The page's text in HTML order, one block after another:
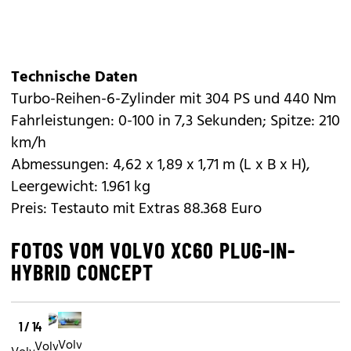
Technische Daten
Turbo-Reihen-6-Zylinder mit 304 PS und 440 Nm
Fahrleistungen: 0-100 in 7,3 Sekunden; Spitze: 210
km/h
Abmessungen: 4,62 x 1,89 x 1,71 m (L x B x H),
Leergewicht: 1.961 kg
Preis: Testauto mit Extras 88.368 Euro
FOTOS VOM VOLVO XC60 PLUG-IN-
HYBRID CONCEPT
1 / 14
VolvoVolvo